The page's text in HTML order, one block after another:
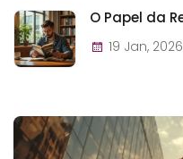
19 Jan, 2026